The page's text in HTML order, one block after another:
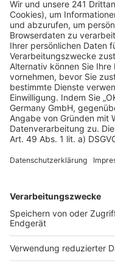
Barrierefreiheit
Cookie Einstellungen
Rechtliches
AGB-Übersicht
Datenschutz
Impressum
Services
Bauprojekt-Quiz
Häuser-Suche
Hausanbieter-Suche